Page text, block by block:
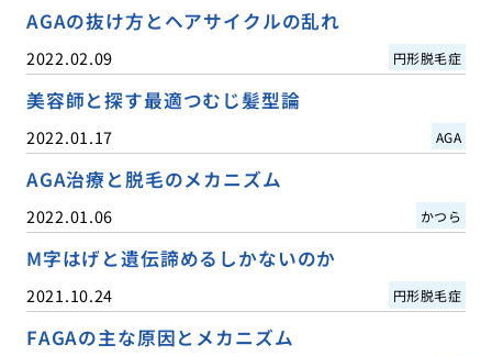
AGAの抜け方とヘアサイクルの乱れ
2022.02.09 円形脱毛症
美容師と探す最適つむじ髪型論
2022.01.17 AGA
AGA治療と脱毛のメカニズム
2022.01.06 かつら
M字はげと遺伝諦めるしかないのか
2021.10.24 円形脱毛症
FAGAの主な原因とメカニズム